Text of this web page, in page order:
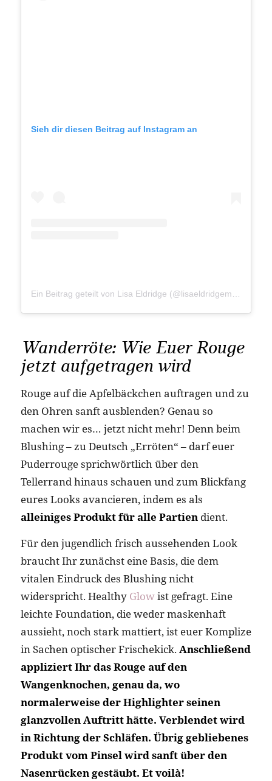
Sieh dir diesen Beitrag auf Instagram an
Wanderröte: Wie Euer Rouge
jetzt aufgetragen wird
Rouge auf die Apfelbäckchen auftragen und zu
den Ohren sanft ausblenden? Genau so
machen wir es… jetzt nicht mehr! Denn beim
Blushing – zu Deutsch „Erröten“ – darf euer
Puderrouge sprichwörtlich über den
Tellerrand hinaus schauen und zum Blickfang
eures Looks avancieren, indem es als
alleiniges Produkt für alle Partiendient.
Für den jugendlich frisch aussehenden Look
braucht Ihr zunächst eine Basis, die dem
vitalen Eindruck des Blushing nicht
widerspricht. Healthy Glowist gefragt. Eine
leichte Foundation, die weder maskenhaft
aussieht, noch stark mattiert, ist euer Komplize
in Sachen optischer Frischekick. Anschließend
appliziert Ihr das Rouge auf den
Wangenknochen, genau da, wo
normalerweise der Highlighter seinen
glanzvollen Auftritt hätte. Verblendet wird
in Richtung der Schläfen. Übrig gebliebenes
Produkt vom Pinsel wird sanft über den
Nasenrücken gestäubt. Et voilà!